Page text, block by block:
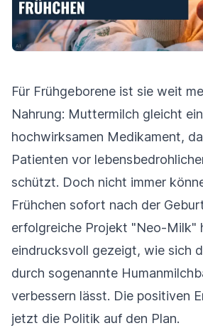
Für Frühgeborene ist sie weit
Nahrung: Muttermilch gleicht
hochwirksamen Medikament,
Patienten vor
schützt. Doch nicht immer
Frühchen sofort nach der
erfolgreiche Projekt "Neo-Milk"
eindrucksvoll gezeigt, wie sich
durch sogenannte
verbessern lässt. Die positiven
jetzt die Politik auf den Plan.